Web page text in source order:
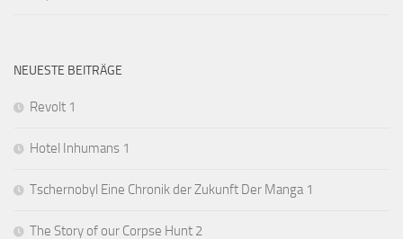
NEUESTE BEITRÄGE
Revolt 1
Hotel Inhumans 1
Tschernobyl Eine Chronik der Zukunft Der Manga 1
The Story of our Corpse Hunt 2